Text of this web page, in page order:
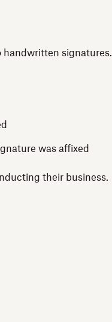
handwritten signatures.
was affixed
their business.